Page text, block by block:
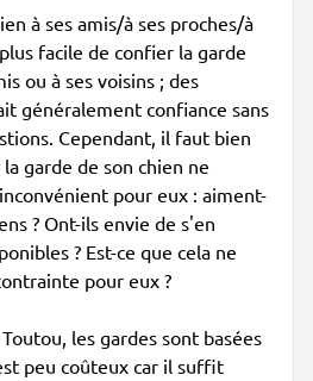
à ses amis/à ses proches/à
facile de confier la garde
ou à ses voisins ; des
généralement confiance sans
Cependant, il faut bien
garde de son chien ne
pour eux : aiment-
? Ont-ils envie de s'en
? Est-ce que cela ne
pour eux ?
les gardes sont basées
peu coûteux car il suffit